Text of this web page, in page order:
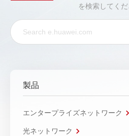
を検索してくだ
製品
エンタープライズネットワーク
光ネットワーク